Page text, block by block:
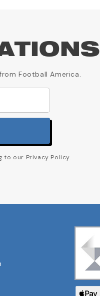
Football America.
to our Privacy Policy.